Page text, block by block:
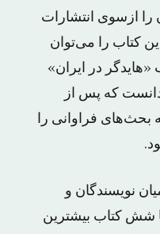
ازسوی انتشارات
کتاب را می‌توان
«هایدگر در ایران»
دانست که پس از
بحث‌های فراوانی را
نویسندگان و
شش کتاب بیشترین